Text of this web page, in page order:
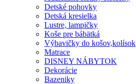
Detské pohovky
Detská kresielka
Lustre, lampičky
Koše pre bábätká
Výbavičky do košov,kolísok
Matrace
DISNEY NÁBYTOK
Dekorácie
Bazeniky